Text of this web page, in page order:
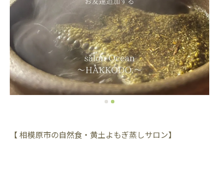
【 相模原市の自然食・黄土よもぎ蒸しサロン】